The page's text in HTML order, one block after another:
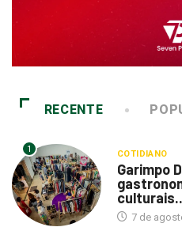
RECENTE
1 COTIDIANO
Garimpo
7 de